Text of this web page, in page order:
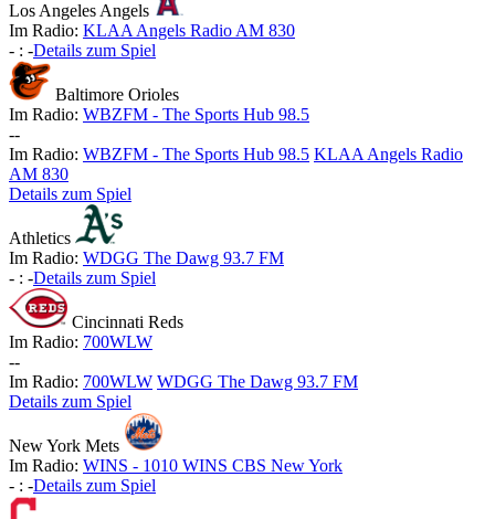
Los Angeles Angels
Im Radio: KLAA Angels Radio AM 830
- : -Details zum Spiel
Baltimore Orioles
Im Radio: WBZFM - The Sports Hub 98.5
--
Im Radio: WBZFM - The Sports Hub 98.5 KLAA Angels Radio
AM 830
Details zum Spiel
Athletics
Im Radio: WDGG The Dawg 93.7 FM
- : -Details zum Spiel
Cincinnati Reds
Im Radio: 700WLW
--
Im Radio: 700WLW WDGG The Dawg 93.7 FM
Details zum Spiel
New York Mets
Im Radio: WINS - 1010 WINS CBS New York
- : -Details zum Spiel